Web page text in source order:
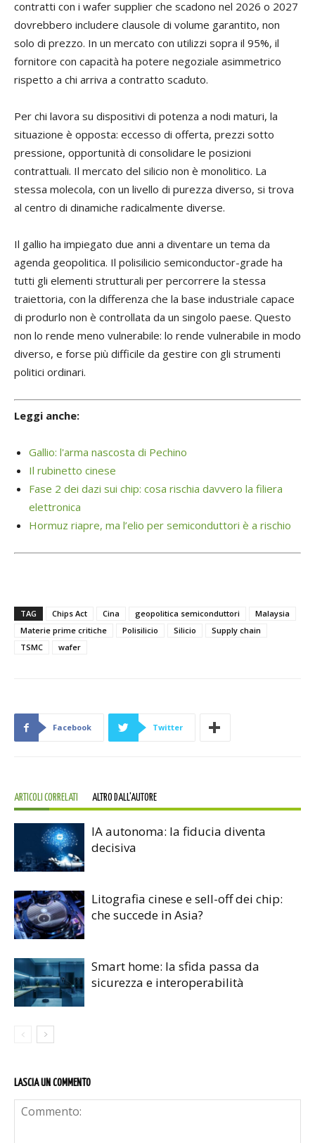
contratti con i wafer supplier che scadono nel 2026 o 2027
dovrebbero includere clausole di volume garantito, non
solo di prezzo. In un mercato con utilizzi sopra il 95%, il
fornitore con capacità ha potere negoziale asimmetrico
rispetto a chi arriva a contratto scaduto.
Per chi lavora su dispositivi di potenza a nodi maturi, la
situazione è opposta: eccesso di offerta, prezzi sotto
pressione, opportunità di consolidare le posizioni
contrattuali. Il mercato del silicio non è monolitico. La
stessa molecola, con un livello di purezza diverso, si trova
al centro di dinamiche radicalmente diverse.
Il gallio ha impiegato due anni a diventare un tema da
agenda geopolitica. Il polisilicio semiconductor-grade ha
tutti gli elementi strutturali per percorrere la stessa
traiettoria, con la differenza che la base industriale capace
di produrlo non è controllata da un singolo paese. Questo
non lo rende meno vulnerabile: lo rende vulnerabile in modo
diverso, e forse più difficile da gestire con gli strumenti
politici ordinari.
Leggi anche:
Gallio: l'arma nascosta di Pechino
Il rubinetto cinese
Fase 2 dei dazi sui chip: cosa rischia davvero la filiera
elettronica
Hormuz riapre, ma l’elio per semiconduttori è a rischio
TAG Chips Act Cina geopolitica semiconduttori
Malaysia
Materie prime critiche
Polisilicio Silicio
Supply chain
TSMC
wafer
Facebook Twitter
ARTICOLI CORRELATI ALTRO DALL'AUTORE
IA autonoma: la fiducia diventa
decisiva
Litografia cinese e sell-off dei chip:
che succede in Asia?
Smart home: la sfida passa da
sicurezza e interoperabilità
LASCIA UN COMMENTO